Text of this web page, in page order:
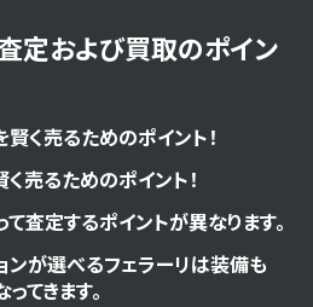
定および買取のポイン
く売るためのポイント！
売るためのポイント！
査定するポイントが異なります。
ンが選べるフェラーリは装備も
てきます。